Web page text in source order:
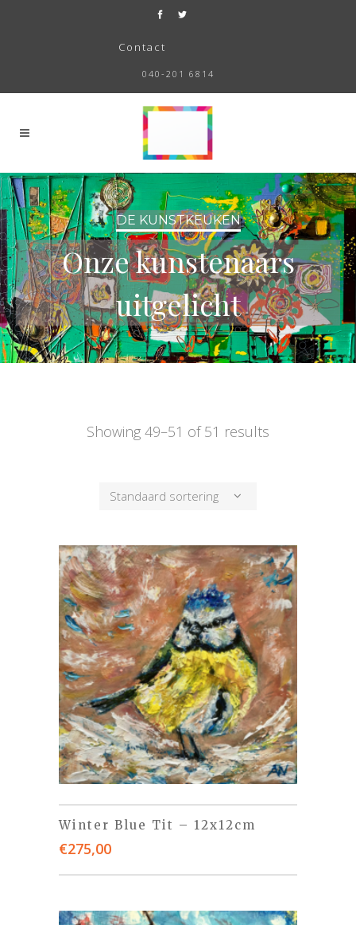
Contact
040-201 6814
DE KUNSTKEUKEN
Onze kunstenaars
uitgelicht
Showing 49–51 of 51 results
Standaard sortering
Winter Blue Tit – 12x12cm
€275,00